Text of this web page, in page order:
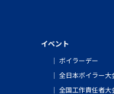
イベント
ボイラーデー
全日本ボイラー大
全国工作責任者大